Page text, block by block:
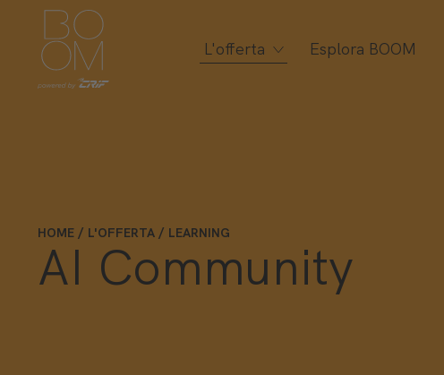
L'offerta Esplora BOOM
HOME L'OFFERTA LEARNING
AI Community